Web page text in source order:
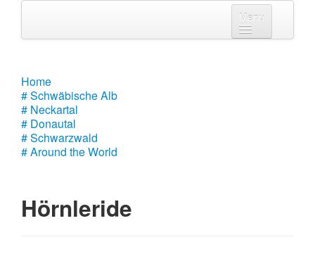
Menu
# Schwäbische Alb
# Neckartal
# Donautal
Home
# Schwäbische Alb
# Neckartal
# Donautal
# Schwarzwald
# Around the World
Hörnleride